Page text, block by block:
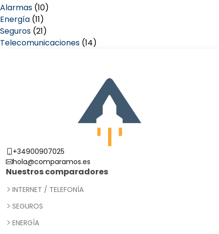
Alarmas (10)
Energía (11)
Seguros (21)
Telecomunicaciones (14)
+34900907025
hola@comparamos.es
Nuestros comparadores
INTERNET / TELEFONÍA
SEGUROS
ENERGÍA